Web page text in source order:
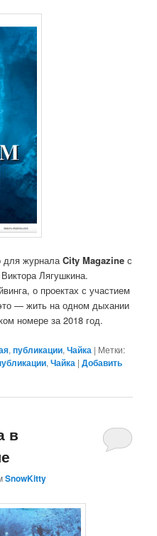
для журналаCity Magazine с
Лягушкина.
о проектах с участием
— жить на одном дыхании
номере за 2018 год.
,публикации,Чайка | Метки:
,Чайка |Добавить
в
SnowKitty